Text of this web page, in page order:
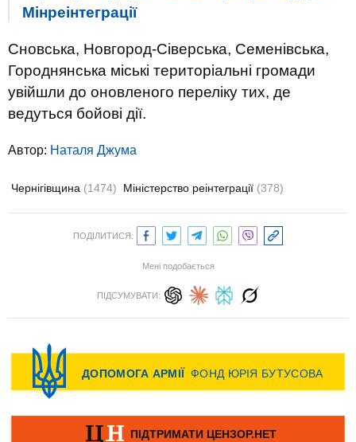
Мінреінтеграції
Сновська, Новгород-Сіверська, Семенівська,
Городнянська міські територіальні громади
увійшли до оновленого переліку тих, де
ведуться бойові дії.
Автор: Наталя Джума
Чернігівщина (1474) Міністерство реінтеграції (378)
ПОДІЛИТИСЯ:
Мені подобається
ПІДСУМУВАТИ: